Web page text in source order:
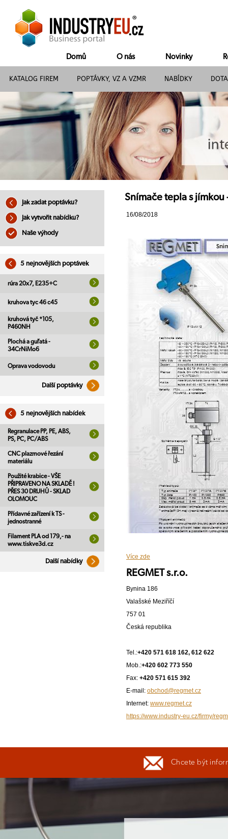
Domů O nás Novinky
KATALOG FIREM POPTÁVKY, VZ A VZMR NABÍDKY
Jak zadat poptávku?
Jak vytvořit nabídku?
Naše výhody
5 nejnovějších poptávek
rúra 20x7, E235+C
kruhova tyc 46 c45
kruhová tyč *105,
P460NH
Plochá a guľatá -
34CrNiMo6
Oprava vodovodu
Další poptávky
5 nejnovějších nabídek
Regranulace PP, PE, ABS,
PS, PC, PC/ABS
CNC plazmové řezání
materiálu
Použité krabice - VŠE
PŘIPRAVENO NA SKLADĚ !
PŘES 30 DRUHŮ - SKLAD
OLOMOUC
Přídavné zařízení k TS -
jednostranné
Filament PLA od 179,- na
www.tiskve3d.cz
Další nabídky
Snímače tepla s jímkou
16/08/2018
Více zde
REGMET s.r.o.
Bynina 186
Valašské Meziříčí
757 01
Česká republika
Tel.:+420 571 618 162, 612 622
Mob.:+420 602 773 550
Fax: +420 571 615 392
E-mail: obchod@regmet.cz
Internet: www.regmet.cz
https://www.industry-eu.cz/firmy/
Chcete být